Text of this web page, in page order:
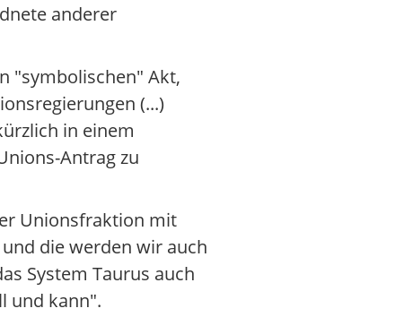
anderer
"symbolischen" Akt,
(...)
in einem
Antrag zu
Unionsfraktion mit
die werden wir auch
System Taurus auch
und kann".